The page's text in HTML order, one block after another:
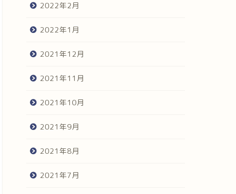
2022年2月
2022年1月
2021年12月
2021年11月
2021年10月
2021年9月
2021年8月
2021年7月